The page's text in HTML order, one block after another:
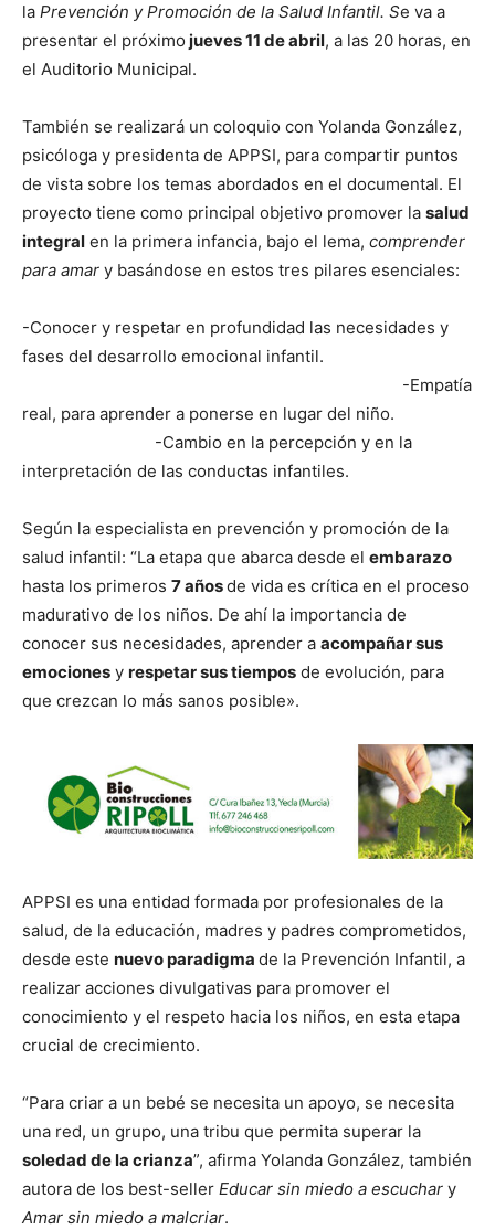
la Prevención y Promoción de la Salud Infantil. Se va a
presentar el próximo jueves 11 de abril, a las 20 horas, en
el Auditorio Municipal.
También se realizará un coloquio con Yolanda González,
psicóloga y presidenta de APPSI, para compartir puntos
de vista sobre los temas abordados en el documental. El
proyecto tiene como principal objetivo promover la salud
integral en la primera infancia, bajo el lema, comprender
para amar y basándose en estos tres pilares esenciales:
-Conocer y respetar en profundidad las necesidades y
fases del desarrollo emocional infantil.
-Empatía
real, para aprender a ponerse en lugar del niño.
-Cambio en la percepción y en la
interpretación de las conductas infantiles.
Según la especialista en prevención y promoción de la
salud infantil: “La etapa que abarca desde el embarazo
hasta los primeros 7 añosde vida es crítica en el proceso
madurativo de los niños. De ahí la importancia de
conocer sus necesidades, aprender a acompañar sus
emociones y respetar sus tiempos de evolución, para
que crezcan lo más sanos posible».
APPSI es una entidad formada por profesionales de la
salud, de la educación, madres y padres comprometidos,
desde este nuevo paradigma de la Prevención Infantil, a
realizar acciones divulgativas para promover el
conocimiento y el respeto hacia los niños, en esta etapa
crucial de crecimiento.
“Para criar a un bebé se necesita un apoyo, se necesita
una red, un grupo, una tribu que permita superar la
soledad de la crianza”, afirma Yolanda González, también
autora de los best-seller Educar sin miedo a escuchar y
Amar sin miedo a malcriar.